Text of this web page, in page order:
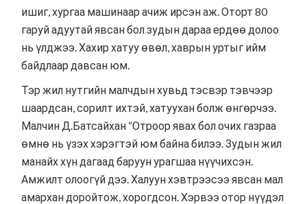
ишиг, хургаа машинаар ачиж ирсэн аж. Оторт 80
гаруй адуутай явсан бол зудын дараа ердөө долоо
нь үлджээ. Хахир хатуу өвөл, хаврын уртыг ийм
байдлаар давсан юм.
Тэр жил нутгийн малчдын хувьд тэсвэр тэвчээр
шаардсан, сорилт ихтэй, хатуухан болж өнгөрчээ.
Малчин Д.Батсайхан “Отроор явах бол очих газраа
өмнө нь үзэх хэрэгтэй юм байна билээ. Зудын жил
манайх хүн дагаад баруун урагшаа нүүчихсэн.
Амжилт олоогүй дээ. Халуун хэвтрээсээ явсан мал
амархан доройтож, хорогдсон. Хэрвээ отор нүүдэл